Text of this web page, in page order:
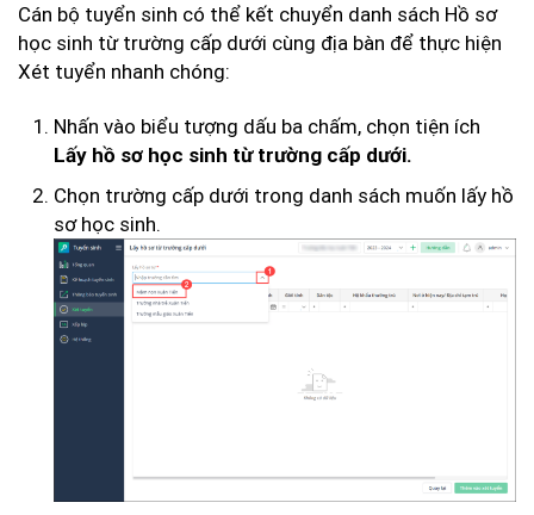
Cán bộ tuyển sinh có thể kết chuyển danh sách Hồ sơ
học sinh từ trường cấp dưới cùng địa bàn để thực hiện
Xét tuyển nhanh chóng:
Nhấn vào biểu tượng dấu ba chấm, chọn tiện ích
Lấy hồ sơ học sinh từ trường cấp dưới.
Chọn trường cấp dưới trong danh sách muốn lấy hồ
sơ học sinh.